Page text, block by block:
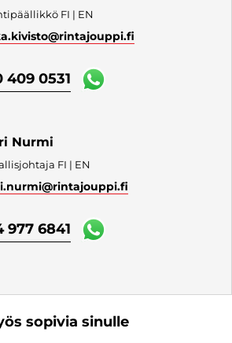
FI | EN
@rintajouppi.fi
409 0531
Nurmi
FI | EN
@rintajouppi.fi
977 6841
sopivia sinulle